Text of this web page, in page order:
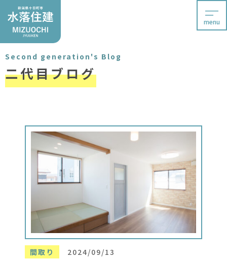
menu
Second generation's Blog
二代目ブログ
間取り 2024/09/13